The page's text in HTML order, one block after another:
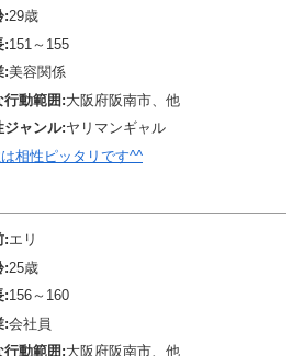
:29歳
:151～155
:美容関係
行動範囲:大阪府阪南市、他
ジャンル:ヤリマンギャル
相性ピッタリです^^
:エリ
:25歳
:156～160
:会社員
行動範囲:大阪府阪南市、他